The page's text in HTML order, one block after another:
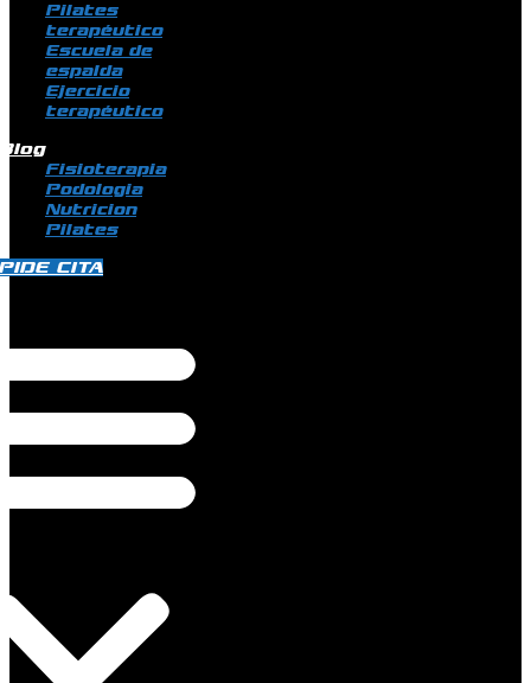
Pilates
terapéutico
Escuela de
espalda
Ejercicio
terapéutico
Fisioterapia
Podologia
Nutricion
Pilates
CITA